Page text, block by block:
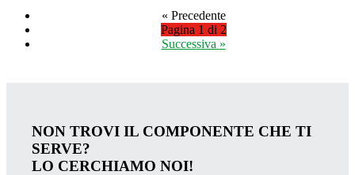
« Precedente
Pagina 1 di 2
Successiva »
NON TROVI IL COMPONENTE CHE TI
SERVE?
LO CERCHIAMO NOI!